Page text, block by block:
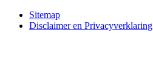
BottomSitemap
Disclaimer en Privacyverklaring